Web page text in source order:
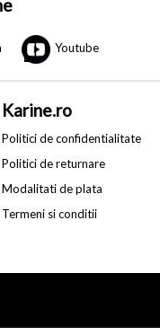
Youtube
Karine.ro
Politici de confidentialitate
Politici de returnare
Modalitati de plata
Termeni si conditii